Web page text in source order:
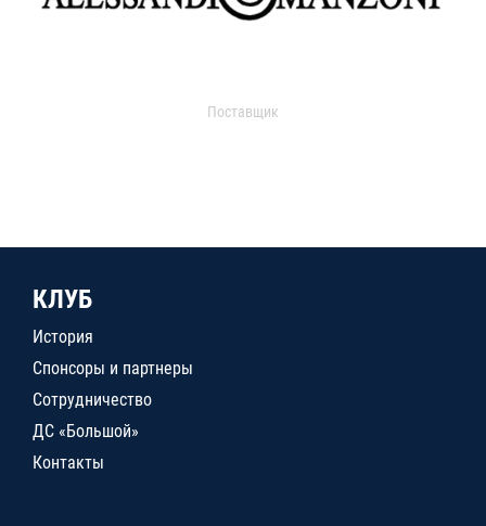
Поставщик
КЛУБ
История
Спонсоры и партнеры
Сотрудничество
ДС «Большой»
Контакты